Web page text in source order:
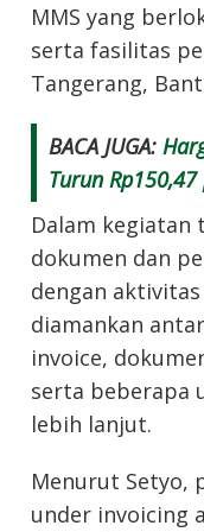
MMS yang
serta fasilitas
Tangerang,
BACA JUGA:
Turun Rp150,47
Dalam kegiatan
dokumen dan
dengan
diamankan
invoice,
serta beberapa
lebih lanjut.
Menurut Setyo,
under invoicing